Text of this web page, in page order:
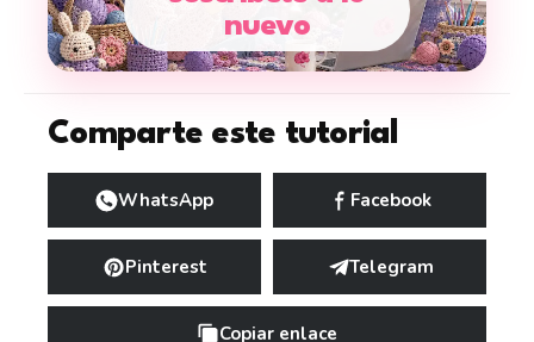
nuevo
Comparte este tutorial
WhatsApp Facebook
Pinterest Telegram
Copiar enlace